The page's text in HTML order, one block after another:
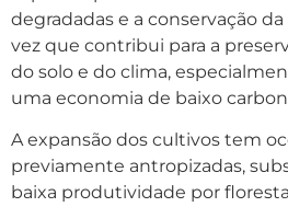
degradadas e a conservação
vez que contribui para a
do solo e do clima,
uma economia de baixo
A expansão dos cultivos tem
previamente antropizadas,
baixa produtividade por